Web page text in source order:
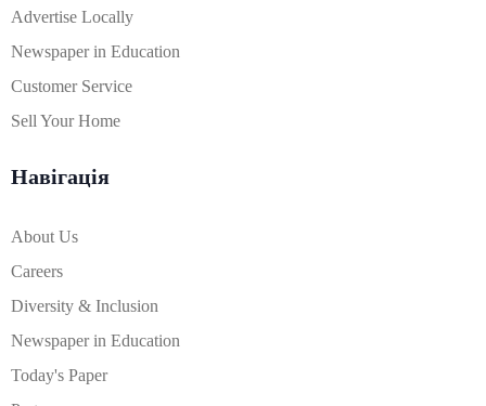
Advertise Locally
Newspaper in Education
Customer Service
Sell Your Home
Навігація
About Us
Careers
Diversity & Inclusion
Newspaper in Education
Today's Paper